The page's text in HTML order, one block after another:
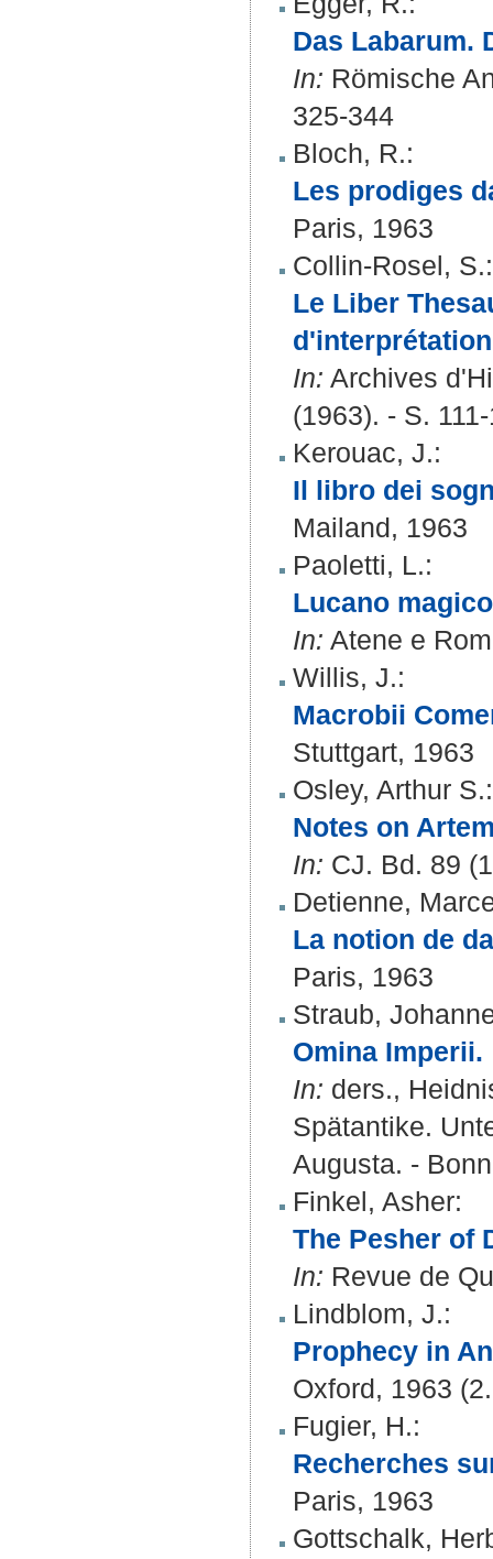
Das Labarum.
In: Römische
325-344
Bloch, R.:
Les prodiges
Paris, 1963
Collin-Rosel, S.:
Le Liber
In: Archives
(1963). - S.
Kerouac, J.:
Il libro dei
Mailand, 1963
Paoletti, L.:
Lucano
In: Atene e
Willis, J.:
Macrobii
Stuttgart, 1963
Osley, Arthur S.:
Notes on
In: CJ. Bd. 89
Detienne,
La notion de
Paris, 1963
Straub,
Omina Imperii.
In: ders.,
Spätantike.
Augusta. -
Finkel, Asher:
The Pesher of
In: Revue de
Lindblom, J.:
Prophecy in
Oxford, 1963
Fugier, H.:
Recherches
Paris, 1963
Gottschalk,